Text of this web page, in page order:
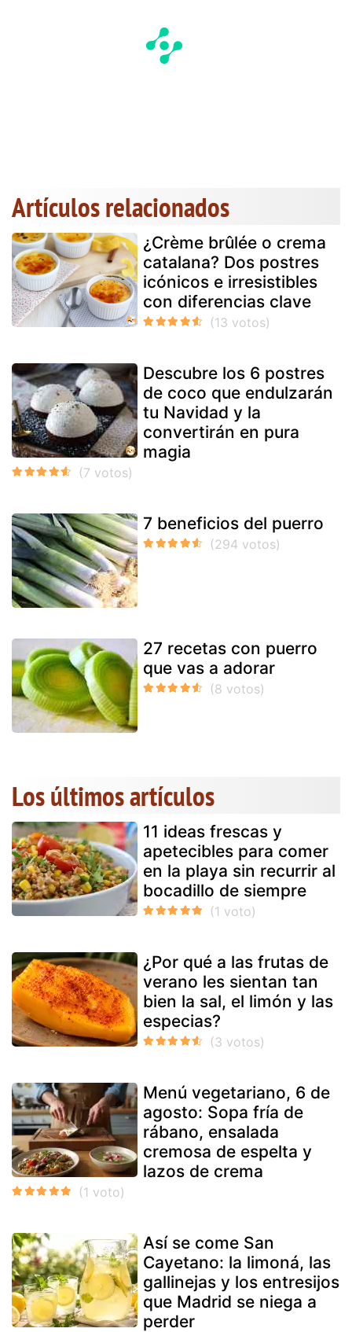
Artículos relacionados
¿Crème brûlée o crema
catalana? Dos postres
icónicos e irresistibles
con diferencias clave
Descubre los 6 postres
de coco que endulzarán
tu Navidad y la
convertirán en pura
magia
7 beneficios del puerro
27 recetas con puerro
que vas a adorar
Los últimos artículos
11 ideas frescas y
apetecibles para comer
en la playa sin recurrir al
bocadillo de siempre
¿Por qué a las frutas de
verano les sientan tan
bien la sal, el limón y las
especias?
Menú vegetariano, 6 de
agosto: Sopa fría de
rábano, ensalada
cremosa de espelta y
lazos de crema
Así se come San
Cayetano: la limoná, las
gallinejas y los entresijos
que Madrid se niega a
perder